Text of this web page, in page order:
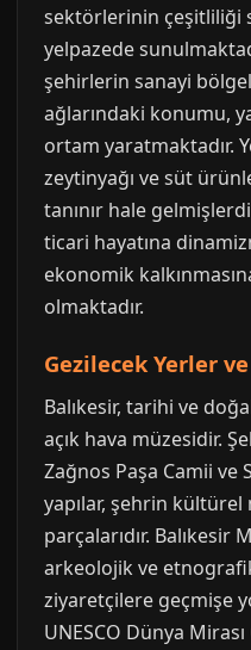
sektörlerinin çeşitliliği
yelpazede
şehirlerin sanayi
ağlarındaki konumu,
ortam yaratmaktadır.
zeytinyağı ve süt
tanınır hale
ticari hayatına
ekonomik
olmaktadır.
Gezilecek Yerler
Balıkesir, tarihi ve
açık hava müzesidir.
Zağnos Paşa Camii ve
yapılar, şehrin kültürel
parçalarıdır.
arkeolojik ve
ziyaretçilere geçmişe
UNESCO Dünya